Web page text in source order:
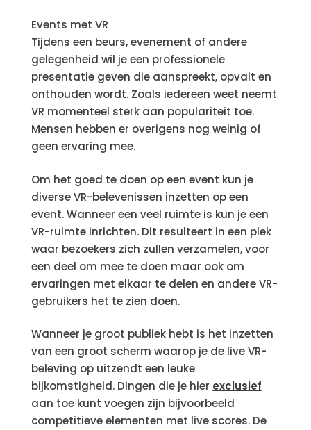
Events met VR
Tijdens een beurs, evenement of andere
gelegenheid wil je een professionele
presentatie geven die aanspreekt, opvalt en
onthouden wordt. Zoals iedereen weet neemt
VR momenteel sterk aan populariteit toe.
Mensen hebben er overigens nog weinig of
geen ervaring mee.
Om het goed te doen op een event kun je
diverse VR-belevenissen inzetten op een
event. Wanneer een veel ruimte is kun je een
VR-ruimte inrichten. Dit resulteert in een plek
waar bezoekers zich zullen verzamelen, voor
een deel om mee te doen maar ook om
ervaringen met elkaar te delen en andere VR-
gebruikers het te zien doen.
Wanneer je groot publiek hebt is het inzetten
van een groot scherm waarop je de live VR-
beleving op uitzendt een leuke
bijkomstigheid. Dingen die je hier exclusief
aan toe kunt voegen zijn bijvoorbeeld
competitieve elementen met live scores. De